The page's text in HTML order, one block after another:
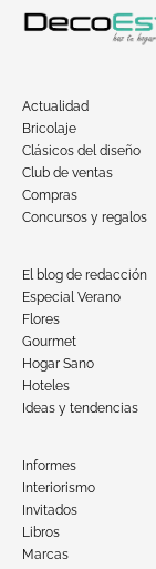
Actualidad
Bricolaje
Clásicos del diseño
Club de ventas
Compras
Concursos y regalos
El blog de redacción
Especial Verano
Flores
Gourmet
Hogar Sano
Hoteles
Ideas y tendencias
Informes
Interiorismo
Invitados
Libros
Marcas